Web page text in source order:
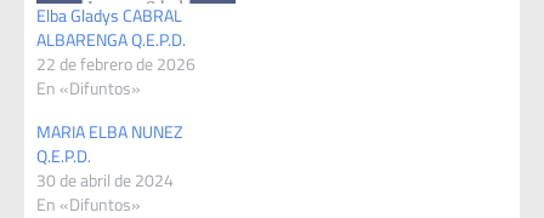
Elba Gladys CABRAL
ALBARENGA Q.E.P.D.
22 de febrero de 2026
En «Difuntos»
MARIA ELBA NUNEZ
Q.E.P.D.
30 de abril de 2024
En «Difuntos»